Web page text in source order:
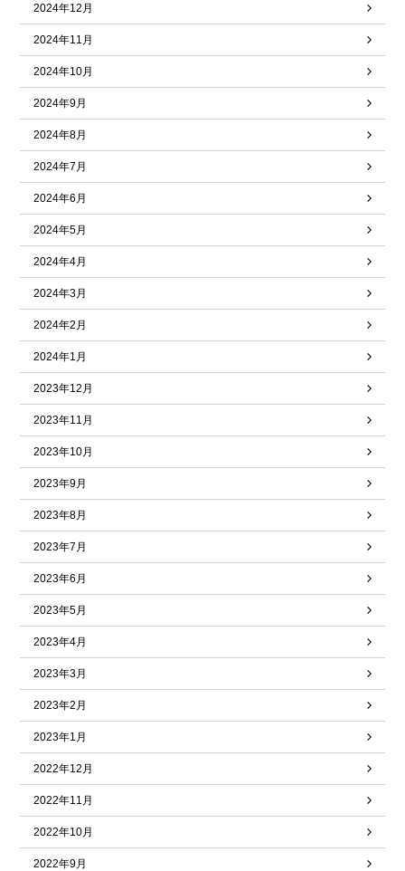
2024年12月
2024年11月
2024年10月
2024年9月
2024年8月
2024年7月
2024年6月
2024年5月
2024年4月
2024年3月
2024年2月
2024年1月
2023年12月
2023年11月
2023年10月
2023年9月
2023年8月
2023年7月
2023年6月
2023年5月
2023年4月
2023年3月
2023年2月
2023年1月
2022年12月
2022年11月
2022年10月
2022年9月